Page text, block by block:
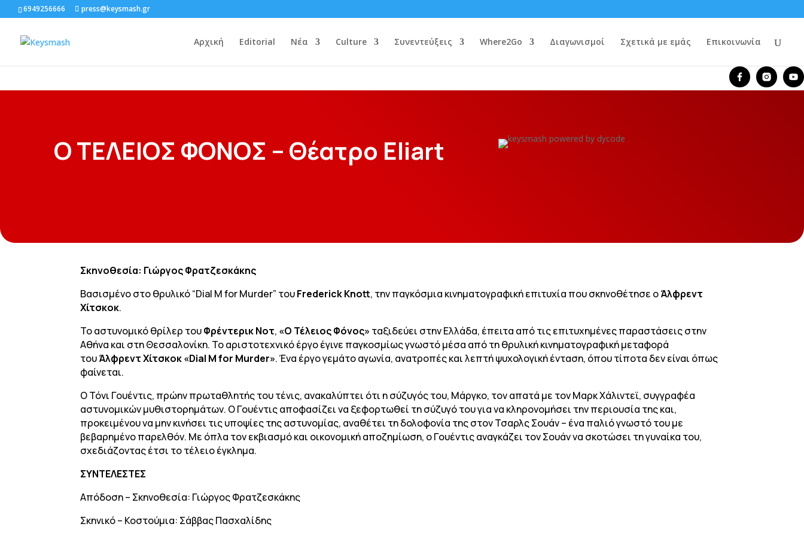
6949256666 press@keysmash.gr
Αρχική Editorial Νέα Culture Συνεντεύξεις Where2Go Διαγωνισμοί Σχετικά με εμάς Επικοινωνία
Ο ΤΕΛΕΙΟΣ ΦΟΝΟΣ – Θέατρο Eliart
Σκηνοθεσία: Γιώργος Φρατζεσκάκης
Βασισμένο στο θρυλικό “Dial M for Murder” τουFrederick Knott, την παγκόσμια κινηματογραφική επιτυχία που σκηνοθέτησε οΆλφρεντ
Χίτσκοκ.
Το αστυνομικό θρίλερ τουΦρέντερικ Νοτ, «Ο Τέλειος Φόνος» ταξιδεύει στην Ελλάδα, έπειτα από τις επιτυχημένες παραστάσεις στην
Αθήνα και στη Θεσσαλονίκη. Το αριστοτεχνικό έργο έγινε παγκοσμίως γνωστό μέσα από τη θρυλική κινηματογραφική μεταφορά
τουΆλφρεντ Χίτσκοκ «Dial M for Murder». Ένα έργο γεμάτο αγωνία, ανατροπές και λεπτή ψυχολογική ένταση, όπου τίποτα δεν είναι όπως
φαίνεται.
Ο Τόνι Γουέντις, πρώην πρωταθλητής του τένις, ανακαλύπτει ότι η σύζυγός του, Μάργκο, τον απατά με τον Μαρκ Χάλιντεϊ, συγγραφέα
αστυνομικών μυθιστορημάτων. Ο Γουέντις αποφασίζει να ξεφορτωθεί τη σύζυγό του για να κληρονομήσει την περιουσία της και,
προκειμένου να μην κινήσει τις υποψίες της αστυνομίας, αναθέτει τη δολοφονία της στον Τσαρλς Σουάν – ένα παλιό γνωστό του με
βεβαρημένο παρελθόν. Με όπλα τον εκβιασμό και οικονομική αποζημίωση, ο Γουέντις αναγκάζει τον Σουάν να σκοτώσει τη γυναίκα του,
σχεδιάζοντας έτσι το τέλειο έγκλημα.
ΣΥΝΤΕΛΕΣΤΕΣ
Απόδοση – Σκηνοθεσία: Γιώργος Φρατζεσκάκης
Σκηνικό – Κοστούμια: Σάββας Πασχαλίδης